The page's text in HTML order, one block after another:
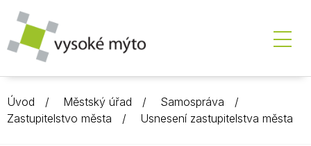
Úvod Městský úřad
Samospráva
Zastupitelstvo města
Usnesení zastupitelstva města